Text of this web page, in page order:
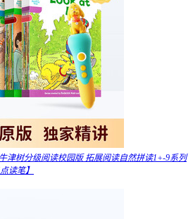
津树分级阅读校园版 拓展阅读自然拼读1+-9系列
读笔】